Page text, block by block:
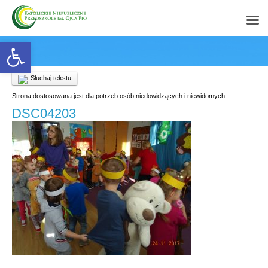
Open toolbar
Słuchaj tekstu
Strona dostosowana jest dla potrzeb osób niedowidzących i niewidomych.
DSC04203